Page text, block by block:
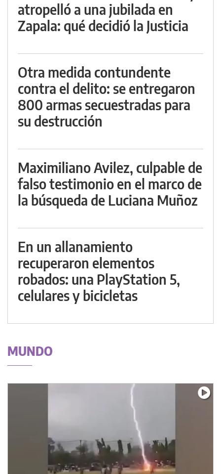
atropelló a una jubilada en
Zapala: qué decidió la Justicia
Otra medida contundente
contra el delito: se entregaron
800 armas secuestradas para
su destrucción
Maximiliano Avilez, culpable de
falso testimonio en el marco de
la búsqueda de Luciana Muñoz
En un allanamiento
recuperaron elementos
robados: una PlayStation 5,
celulares y bicicletas
MUNDO